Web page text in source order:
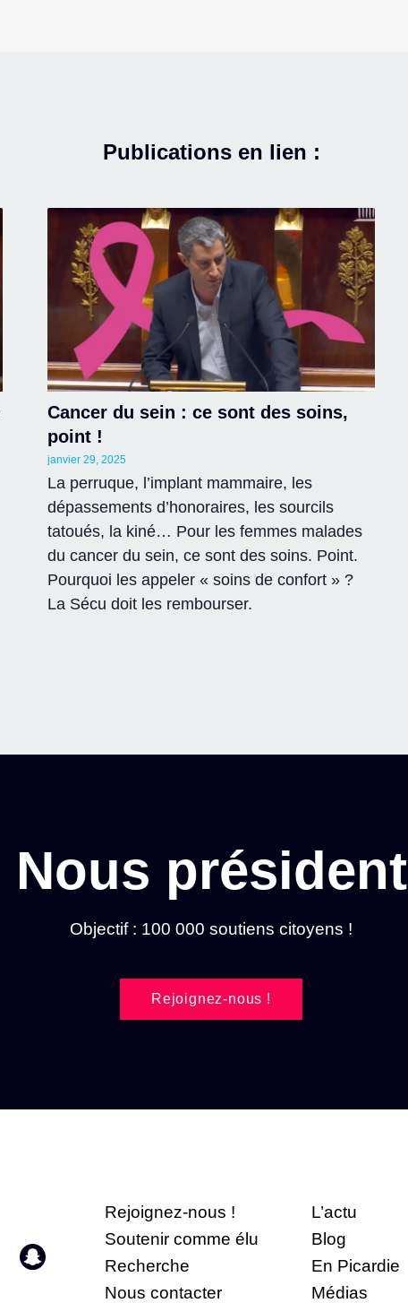
Publications en lien :
Cancer du sein : ce sont des soins,
point !
janvier 29, 2025
La perruque, l’implant mammaire, les
dépassements d’honoraires, les sourcils
tatoués, la kiné… Pour les femmes malades
du cancer du sein, ce sont des soins. Point.
Pourquoi les appeler « soins de confort » ?
La Sécu doit les rembourser.
Nous président
Objectif : 100 000 soutiens citoyens !
Rejoignez-nous !
Rejoignez-nous !
Soutenir comme élu
Recherche
Nous contacter
L’actu
Blog
En Picardie
Médias